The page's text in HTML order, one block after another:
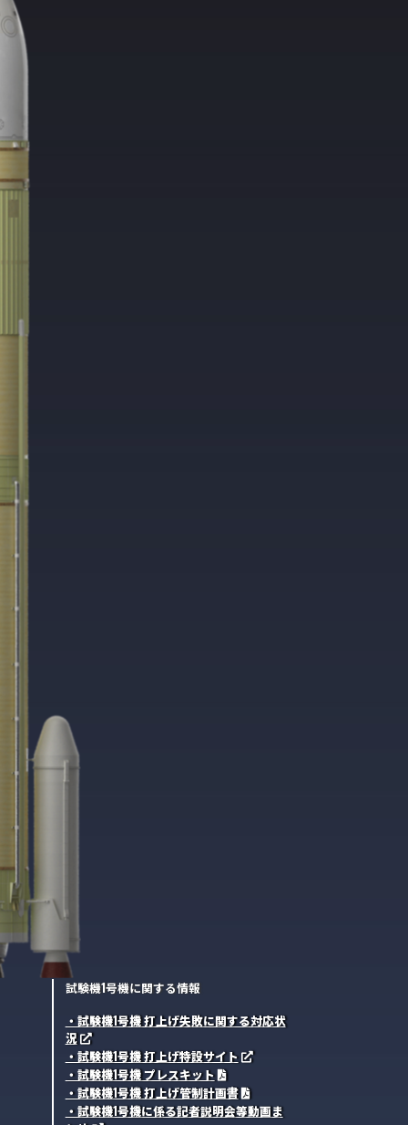
試験機1号機に関する情報
・試験機1号機 打上げ失敗に関する対応状
況
・試験機1号機 打上げ特設サイト
・試験機1号機 プレスキット
・試験機1号機 打上げ管制計画書
・試験機1号機に係る記者説明会等動画ま